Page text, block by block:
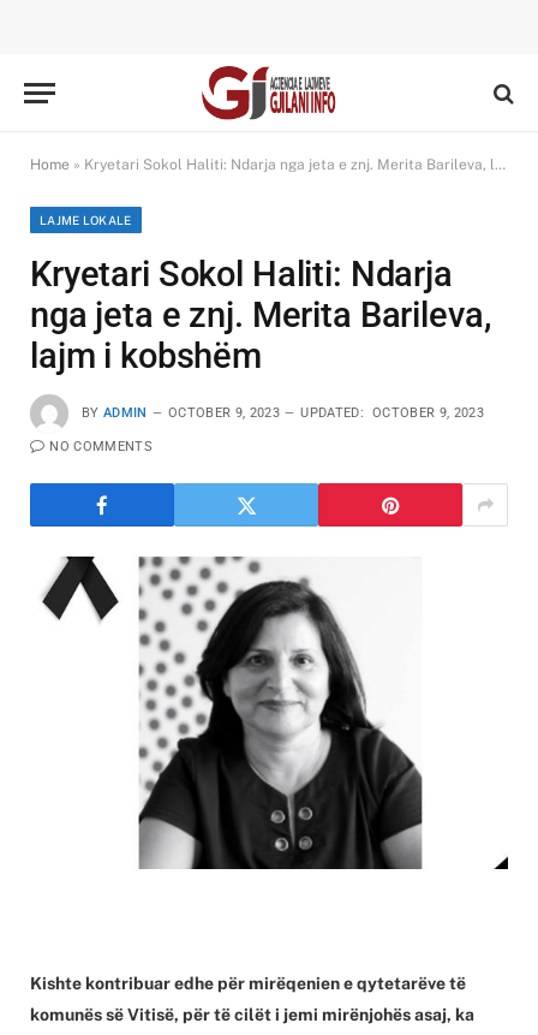
Home » Kryetari Sokol Haliti: Ndarja nga jeta e znj. Merita Barileva, lajm i kobshëm
LAJME LOKALE
Kryetari Sokol Haliti: Ndarja
nga jeta e znj. Merita Barileva,
lajm i kobshëm
BY ADMIN OCTOBER 9, 2023 UPDATED: OCTOBER 9, 2023
NO COMMENTS
Kishte kontribuar edhe për mirëqenien e qytetarëve të
komunës së Vitisë, për të cilët i jemi mirënjohës asaj, ka